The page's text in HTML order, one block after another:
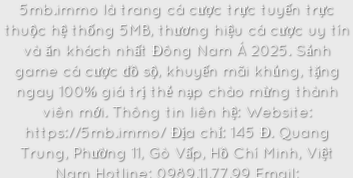
5mb.immo là trang cá cược trực tuyến trực
thuộc hệ thống 5MB, thương hiệu cá cược uy tín
và ăn khách nhất Đông Nam Á 2025. Sảnh
game cá cược đồ sộ, khuyến mãi khủng, tặng
ngay 100% giá trị thẻ nạp chào mừng thành
viên mới. Thông tin liên hệ: Website:
https://5mb.immo/ Địa chỉ: 145 Đ. Quang
Trung, Phường 11, Gò Vấp, Hồ Chí Minh, Việt
Nam Hotline: 0989.11.77.99 Email: